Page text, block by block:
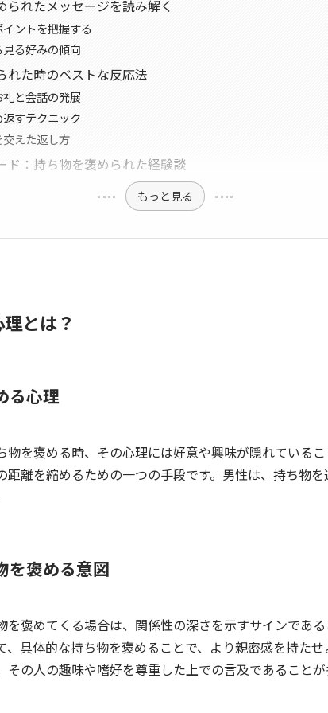
られたメッセージを読み解く
ントを把握する
る好みの傾向
れた時のベストな反応法
と会話の発展
すテクニック
えた返し方
ド：持ち物を褒められた経験談
もっと見る
とは？
る心理
物を褒める時、その心理には好意や興味が隠れている
距離を縮めるための一つの手段です。男性は、持ち物
を褒める意図
褒めてくる場合は、関係性の深さを示すサインであ
具体的な持ち物を褒めることで、より親密感を持た
の人の趣味や嗜好を尊重した上での言及であることが